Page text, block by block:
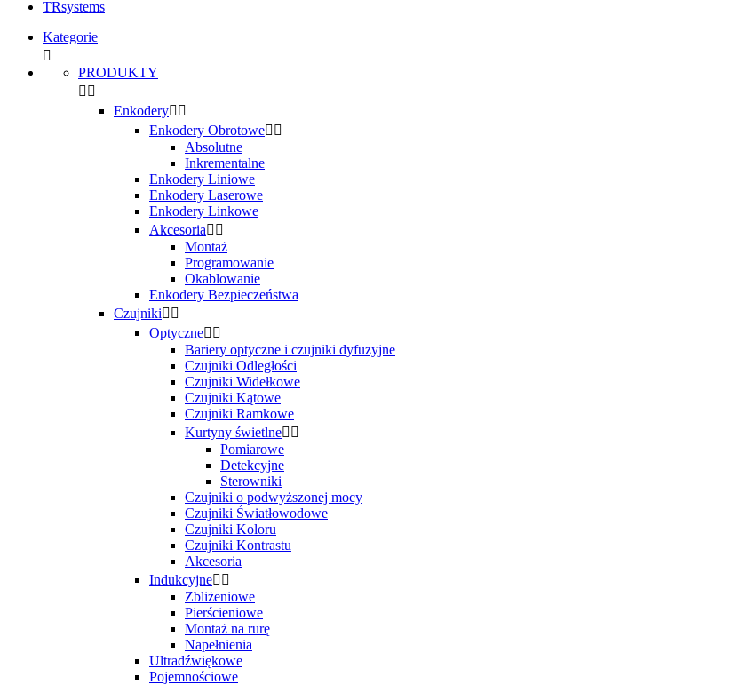
TRsystems
Kategorie

PRODUKTY
 
Enkodery 
Enkodery Obrotowe 
Absolutne
Inkrementalne
Enkodery Liniowe
Enkodery Laserowe
Enkodery Linkowe
Akcesoria 
Montaż
Programowanie
Okablowanie
Enkodery Bezpieczeństwa
Czujniki 
Optyczne 
Bariery optyczne i czujniki dyfuzyjne
Czujniki Odległości
Czujniki Widełkowe
Czujniki Kątowe
Czujniki Ramkowe
Kurtyny świetlne 
Pomiarowe
Detekcyjne
Sterowniki
Czujniki o podwyższonej mocy
Czujniki Światłowodowe
Czujniki Koloru
Czujniki Kontrastu
Akcesoria
Indukcyjne 
Zbliżeniowe
Pierścieniowe
Montaż na rurę
Napełnienia
Ultradźwiękowe
Pojemnościowe